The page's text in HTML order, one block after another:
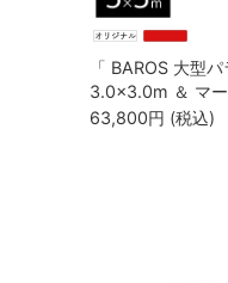
「 BAROS 大型
3.0×3.0m ＆ マ
ト 」
63,800円 (税込)